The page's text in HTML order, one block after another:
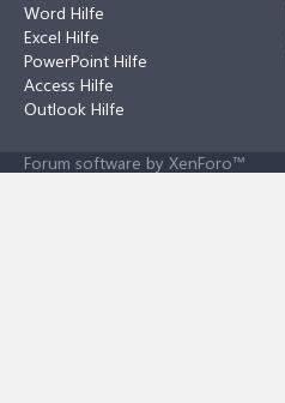
Word Hilfe
Excel Hilfe
PowerPoint Hilfe
Access Hilfe
Outlook Hilfe
Forum software by XenForo™